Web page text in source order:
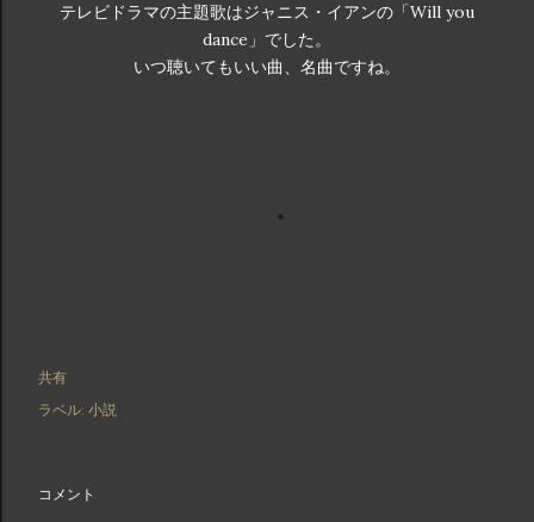
テレビドラマの主題歌はジャニス・イアンの「Will you
dance」でした。
いつ聴いてもいい曲、名曲ですね。
共有
ラベル: 小説
コメント